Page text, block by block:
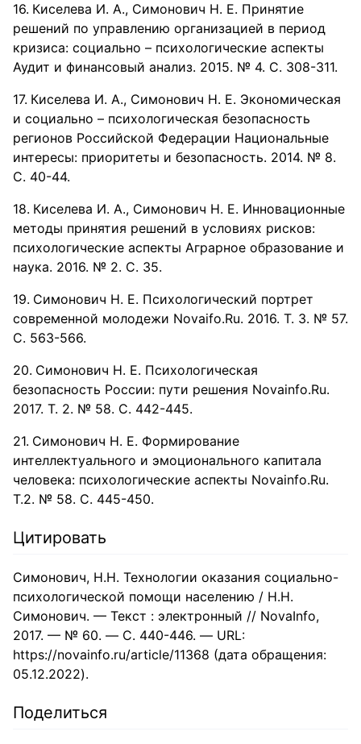
Киселева И. А., Симонович Н. Е. Принятие
решений по управлению организацией в период
кризиса: социально – психологические аспекты
Аудит и финансовый анализ. 2015. № 4. С. 308-311.
Киселева И. А., Симонович Н. Е. Экономическая
и социально – психологическая безопасность
регионов Российской Федерации Национальные
интересы: приоритеты и безопасность. 2014. № 8.
С. 40-44.
Киселева И. А., Симонович Н. Е. Инновационные
методы принятия решений в условиях рисков:
психологические аспекты Аграрное образование и
наука. 2016. № 2. С. 35.
Симонович Н. Е. Психологический портрет
современной молодежи Novaifo.Ru. 2016. Т. 3. № 57.
С. 563-566.
Симонович Н. Е. Психологическая
безопасность России: пути решения Novainfo.Ru.
2017. Т. 2. № 58. С. 442-445.
Симонович Н. Е. Формирование
интеллектуального и эмоционального капитала
человека: психологические аспекты Novainfo.Ru.
Т.2. № 58. С. 445-450.
Цитировать
Симонович, Н.Н. Технологии оказания социально-
психологической помощи населению / Н.Н.
Симонович. — Текст : электронный // NovaInfo,
2017. — № 60. — С. 440-446. — URL:
https://novainfo.ru/article/11368 (дата обращения:
05.12.2022).
Поделиться